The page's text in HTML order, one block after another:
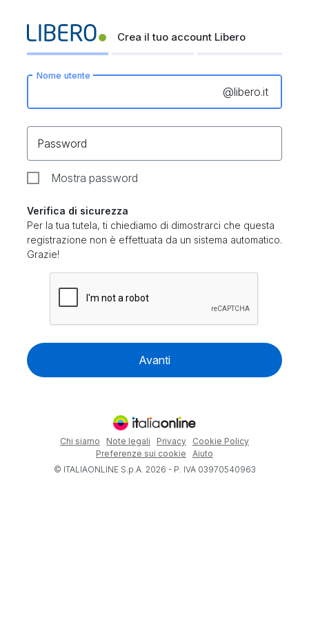
Crea il tuo account Libero
Nome utente
@libero.it
Password
Mostra password
Verifica di sicurezza
Per la tua tutela, ti chiediamo di dimostrarci che questa
registrazione non è effettuata da un sistema automatico.
Grazie!
Avanti
Chi siamo Note legali Privacy
Cookie Policy
Preferenze sui cookie
Aiuto
© ITALIAONLINE S.p.A. 2026 - P. IVA 03970540963